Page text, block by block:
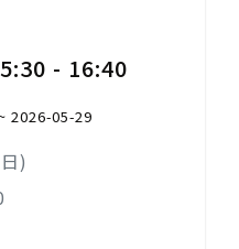
- 16:40
2026-05-29
)